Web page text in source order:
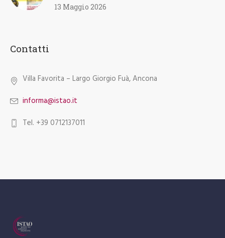
13 Maggio 2026
Contatti
Villa Favorita – Largo Giorgio Fuà, Ancona
informa@istao.it
Tel. +39 0712137011